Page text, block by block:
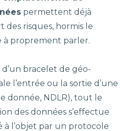
permettent déjà
des risques, hormis le
à proprement parler.
d’un bracelet de géo-
l’entrée ou la sortie d’une
donnée, NDLR), tout le
des données s’effectue
à l’objet par un protocole